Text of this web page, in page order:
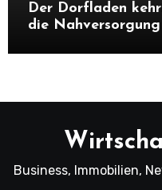
Der Dorfladen
die
Business, Immobilien,